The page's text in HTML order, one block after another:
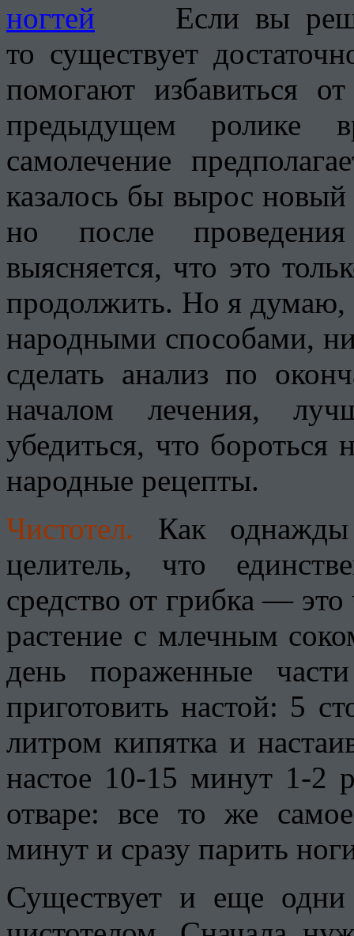
Если вы
то существует
помогают избавиться
предыдущем ролике
самолечение
казалось бы вырос
но после проведения
выясняется, что это
продолжить. Но я думаю,
народными способами,
сделать анализ по
началом лечения,
убедиться, что
народные рецепты.
Чистотел. Как
целитель, что
средство от грибка —
растение с млечным
день пораженные
приготовить настой: 5
литром кипятка и
настое 10-15 минут 1-2
отваре: все то же
минут и сразу парить
Существует и еще одни